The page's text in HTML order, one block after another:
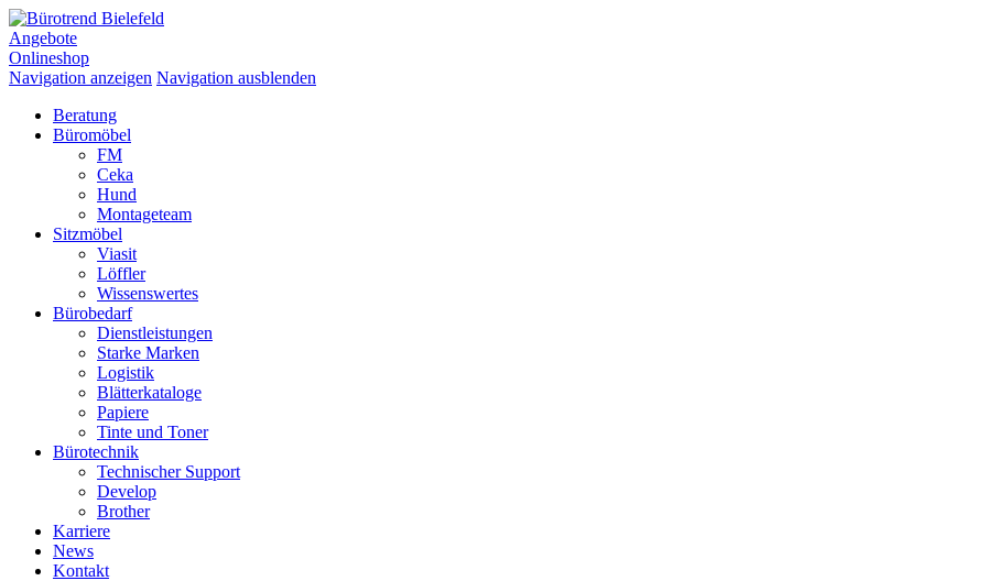
Angebote
Onlineshop
Navigation anzeigen Navigation ausblenden
Beratung
Büromöbel
FM
Ceka
Hund
Montageteam
Sitzmöbel
Viasit
Löffler
Wissenswertes
Bürobedarf
Dienstleistungen
Starke Marken
Logistik
Blätterkataloge
Papiere
Tinte und Toner
Bürotechnik
Technischer Support
Develop
Brother
Karriere
News
Kontakt